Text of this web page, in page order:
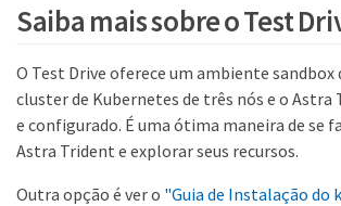
Saiba mais sobre o Test
O Test Drive oferece um ambiente sandbox
cluster de Kubernetes de três nós e o
e configurado. É uma ótima maneira de se
Astra Trident e explorar seus recursos.
Outra opção é ver o "Guia de Instalação do